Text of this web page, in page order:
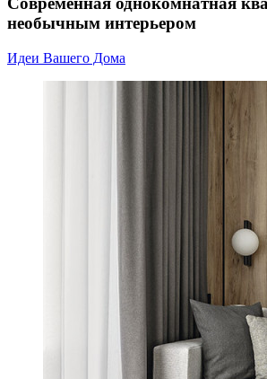
необычным интерьером
Идеи Вашего Дома